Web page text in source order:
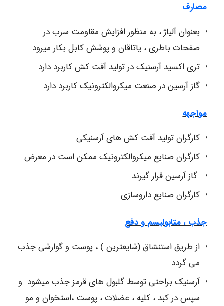
مصارف
بعنوان آلیاژ ، به منظور افزایش مقاومت سرب در
صفحات باطری ، یاتاقان و پوشش کابل بکار میرود
تری اکسید آرسنیک در تولید آفت کش کاربرد دارد
گاز آرسین در صنعت میکروالکترونیک کاربرد دارد
مواجهه
کارگران تولید آفت کش های آرسنیکی
کارگران صنایع میکروالکترونیک ممکن است در معرض
گاز آرسین قرار گیرند
کارگران صنایع داروسازی
جذب ، متابولیسمو دفع
از طریق استنشاق (شایعترین ) ، پوست و گوارشی جذب
می گردد
آرسنیک براحتی توسط گلبول های قرمز جذب میشود و
سپس در کبد ، کلیه ، عضلات ، پوست ،استخوان و مو